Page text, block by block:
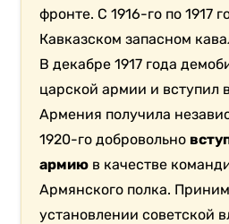
фронте. С 1916-го по 1917
Кавказском запасном
В декабре 1917 года
царской армии и вступил
Армения получила
1920-го добровольно
армию в качестве
Армянского полка.
установлении советской